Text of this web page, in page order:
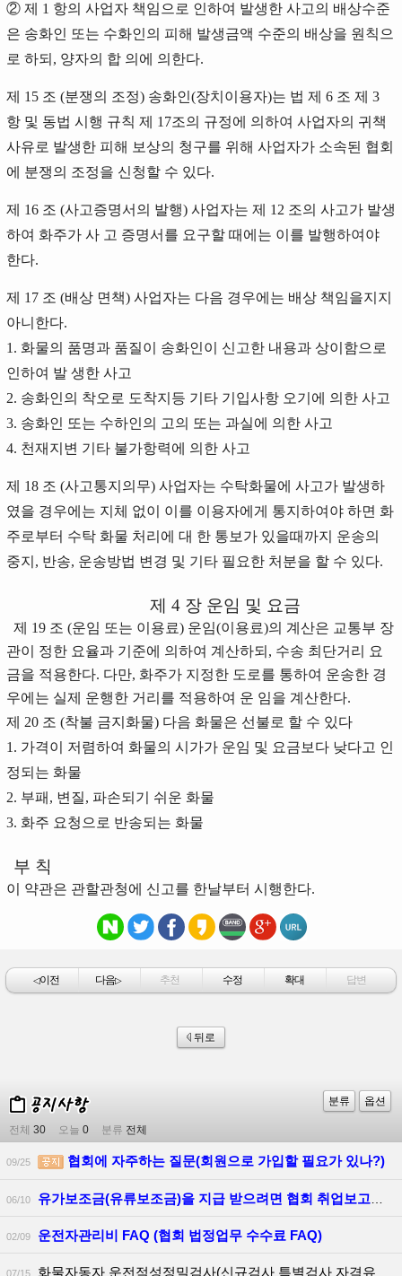
② 제 1 항의 사업자 책임으로 인하여 발생한 사고의 배상수준
은 송화인 또는 수화인의 피해 발생금액 수준의 배상을 원칙으
로 하되, 양자의 합 의에 의한다.
제 15 조 (분쟁의 조정) 송화인(장치이용자)는 법 제 6 조 제 3
항 및 동법 시행 규칙 제 17조의 규정에 의하여 사업자의 귀책
사유로 발생한 피해 보상의 청구를 위해 사업자가 소속된 협회
에 분쟁의 조정을 신청할 수 있다.
제 16 조 (사고증명서의 발행) 사업자는 제 12 조의 사고가 발생
하여 화주가 사 고 증명서를 요구할 때에는 이를 발행하여야
한다.
제 17 조 (배상 면책) 사업자는 다음 경우에는 배상 책임을지지
아니한다.
1. 화물의 품명과 품질이 송화인이 신고한 내용과 상이함으로
인하여 발 생한 사고
2. 송화인의 착오로 도착지등 기타 기입사항 오기에 의한 사고
3. 송화인 또는 수하인의 고의 또는 과실에 의한 사고
4. 천재지변 기타 불가항력에 의한 사고
제 18 조 (사고통지의무) 사업자는 수탁화물에 사고가 발생하
였을 경우에는 지체 없이 이를 이용자에게 통지하여야 하면 화
주로부터 수탁 화물 처리에 대 한 통보가 있을때까지 운송의
중지, 반송, 운송방법 변경 및 기타 필요한 처분을 할 수 있다.
제 4 장 운임 및 요금
제 19 조 (운임 또는 이용료) 운임(이용료)의 계산은 교통부 장
관이 정한 요율과 기준에 의하여 계산하되, 수송 최단거리 요
금을 적용한다. 다만, 화주가 지정한 도로를 통하여 운송한 경
우에는 실제 운행한 거리를 적용하여 운 임을 계산한다.
제 20 조 (착불 금지화물) 다음 화물은 선불로 할 수 있다
1. 가격이 저렴하여 화물의 시가가 운임 및 요금보다 낮다고 인
정되는 화물
2. 부패, 변질, 파손되기 쉬운 화물
3. 화주 요청으로 반송되는 화물
부 칙
이 약관은 관할관청에 신고를 한날부터 시행한다.
◁이전 다음▷ 추천 수정 확대 답변
뒤로
분류 옵션
전체 30 오늘 0 분류 전체
09/25 협회에 자주하는 질문(회원으로 가입할 필요가 있나?)
06/10 유가보조금(유류보조금)을 지급 받으려면 협회 취업보고를 하여야 하는지
02/09 운전자관리비 FAQ (협회 법정업무 수수료 FAQ)
07/15 화물자동자 운전적성정밀검사(신규검사 특별검사 자격유지검사) 알아보기